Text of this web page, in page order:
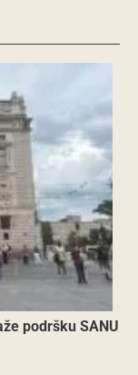
podršku SANU